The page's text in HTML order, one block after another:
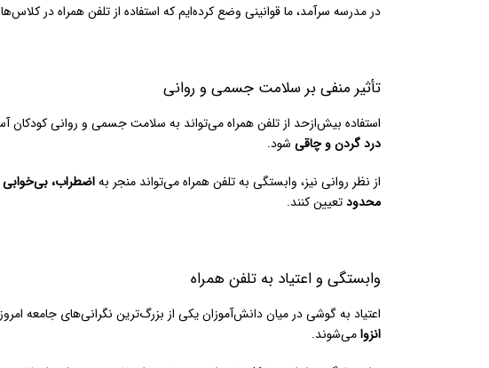
در مدرسه سرآمد، ما قوانینی وضع کرده‌ایم که استفاده از تلفن همراه در
تأثیر منفی بر سلامت جسمی و روانی
استفاده بیش‌ازحد از تلفن همراه می‌تواند به سلامت جسمی و روانی
درد گردن و چاقی شود.
از نظر روانی نیز، وابستگی به تلفن همراه می‌تواند منجر بهاضطراب، بی‌خوابی
محدودتعیین کنند.
وابستگی و اعتیاد به تلفن همراه
اعتیاد به گوشی در میان دانش‌آموزان یکی از بزرگ‌ترین نگرانی‌های جامعه امروزی است. کودکانی که بیش از ۴ ساعت در
انزوامی‌شوند.